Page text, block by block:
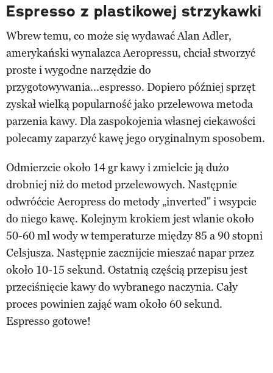
Espresso z plastikowej strzykawki
Wbrew temu, co może się wydawać Alan Adler,
amerykański wynalazca Aeropressu, chciał stworzyć
proste i wygodne narzędzie do
przygotowywania...espresso. Dopiero później sprzęt
zyskał wielką popularność jako przelewowa metoda
parzenia kawy. Dla zaspokojenia własnej ciekawości
polecamy zaparzyć kawę jego oryginalnym sposobem.
Odmierzcie około 14 gr kawy i zmielcie ją dużo
drobniej niż do metod przelewowych. Następnie
odwróćcie Aeropress do metody „inverted" i wsypcie
do niego kawę. Kolejnym krokiem jest wlanie około
50-60 ml wody w temperaturze między 85 a 90 stopni
Celsjusza. Następnie zacznijcie mieszać napar przez
około 10-15 sekund. Ostatnią częścią przepisu jest
przeciśnięcie kawy do wybranego naczynia. Cały
proces powinien zająć wam około 60 sekund.
Espresso gotowe!